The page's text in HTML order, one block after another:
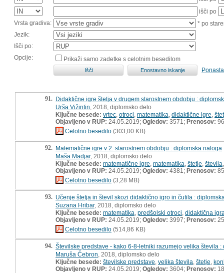
išči po
Vrsta gradiva:
* po
Jezik:
Išči po:
Opcije:
Prikaži samo zadetke s celotnim besedilom
91. Didaktične igre štetja v drugem starostnem obdobju :
Urša Vižintin , 2018, diplomsko delo
Ključne besede: vrtec otroci matematika didaktične igre
Objavljeno v RUP: 24.05.2019; Ogledov: 3571; Prenosov: 96
Celotno besedilo (303,00 KB)
92. Matematične igre v 2. starostnem obdobju : diplomska naloga
Maša Madjar, 2018, diplomsko delo
Ključne besede: matematične igre matematika štetje števila
Objavljeno v RUP: 24.05.2019; Ogledov: 4381; Prenosov: 85
Celotno besedilo (3,28 MB)
93. Učenje štetja in števil skozi didaktično igro in čutila :
Suzana Hribar, 2018, diplomsko delo
Ključne besede: matematika predšolski otroci didaktična
Objavljeno v RUP: 24.05.2019; Ogledov: 3997; Prenosov:
Celotno besedilo (514,86 KB)
94. Številske predstave - kako 6-8-letniki razumejo velika števila :
Maruša Čebron , 2018, diplomsko delo
Ključne besede: številske predstave velika števila štetje
Objavljeno v RUP: 24.05.2019; Ogledov: 3604; Prenosov: